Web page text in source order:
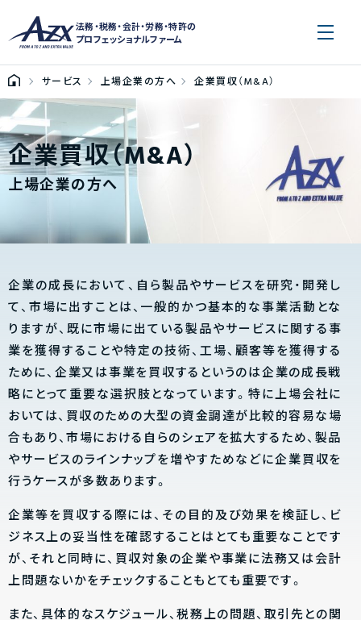
法務・税務・会計・労務・特許の
プロフェッショナルファーム
サービス 上場企業の方へ 企業買収（M&A）
企業買収（M&A）
上場企業の方へ
企業の成長において、自ら製品やサービスを研究・開発し
て、市場に出すことは、一般的かつ基本的な事業活動とな
りますが、既に市場に出ている製品やサービスに関する事
業を獲得することや特定の技術、工場、顧客等を獲得する
ために、企業又は事業を買収するというのは企業の成長戦
略にとって重要な選択肢となっています。特に上場会社に
おいては、買収のための大型の資金調達が比較的容易な場
合もあり、市場における自らのシェアを拡大するため、製品
やサービスのラインナップを増やすためなどに企業買収を
行うケースが多数あります。
企業等を買収する際には、その目的及び効果を検証し、ビ
ジネス上の妥当性を確認することはとても重要なことです
が、それと同時に、買収対象の企業や事業に法務又は会計
上問題ないかをチェックすることもとても重要です。
また、具体的なスケジュール、税務上の問題、取引先との関